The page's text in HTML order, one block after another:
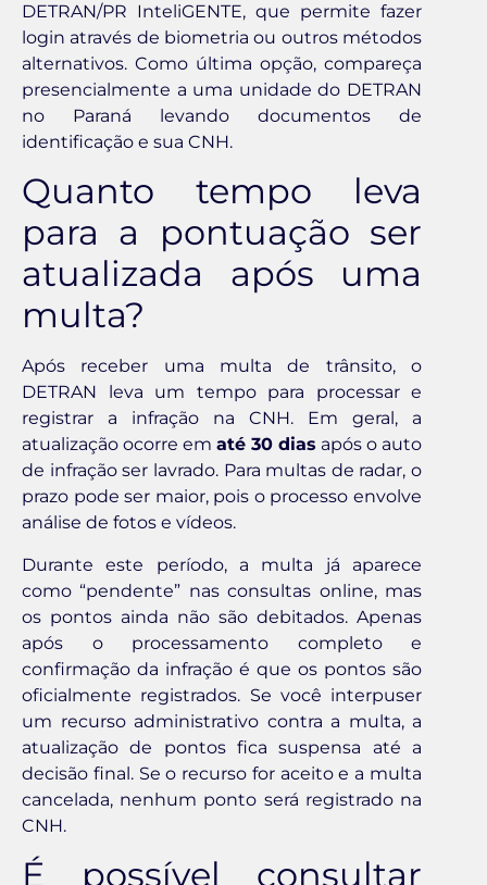
DETRAN/PR InteliGENTE, que permite fazer
login através de biometria ou outros métodos
alternativos. Como última opção, compareça
presencialmente a uma unidade do DETRAN
no Paraná levando documentos de
identificação e sua CNH.
Quanto tempo leva
para a pontuação ser
atualizada após uma
multa?
Após receber uma multa de trânsito, o
DETRAN leva um tempo para processar e
registrar a infração na CNH. Em geral, a
atualização ocorre em até 30 dias após o auto
de infração ser lavrado. Para multas de radar, o
prazo pode ser maior, pois o processo envolve
análise de fotos e vídeos.
Durante este período, a multa já aparece
como “pendente” nas consultas online, mas
os pontos ainda não são debitados. Apenas
após o processamento completo e
confirmação da infração é que os pontos são
oficialmente registrados. Se você interpuser
um recurso administrativo contra a multa, a
atualização de pontos fica suspensa até a
decisão final. Se o recurso for aceito e a multa
cancelada, nenhum ponto será registrado na
CNH.
É possível consultar